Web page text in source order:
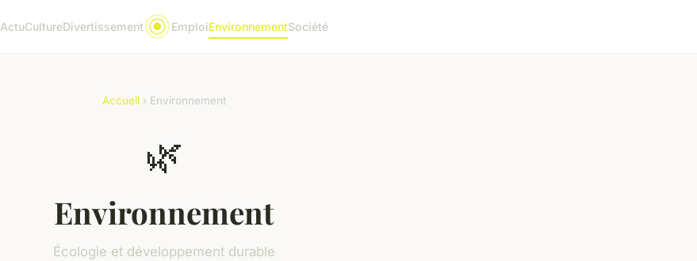
ActuCultureDivertissement EmploiEnvironnementSociété
Accueil › Environnement
🌿
Environnement
Écologie et développement durable